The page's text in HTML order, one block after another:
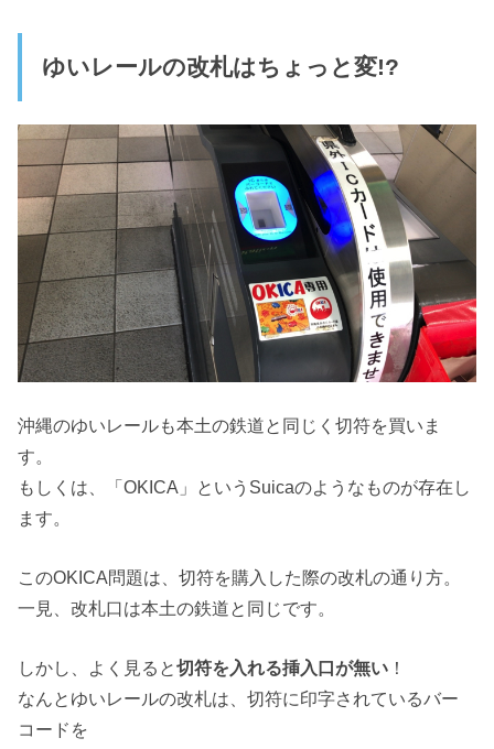
ゆいレールの改札はちょっと変!?
沖縄のゆいレールも本土の鉄道と同じく切符を買いま
す。
もしくは、「OKICA」というSuicaのようなものが存在し
ます。
このOKICA問題は、切符を購入した際の改札の通り方。
一見、改札口は本土の鉄道と同じです。
しかし、よく見ると切符を入れる挿入口が無い ！
なんとゆいレールの改札は、切符に印字されているバー
コードを